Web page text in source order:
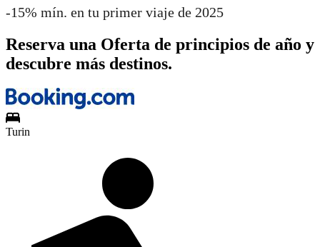
-15% mín. en tu primer viaje de 2025
Reserva una Oferta de principios de año y
descubre más destinos.
Turin